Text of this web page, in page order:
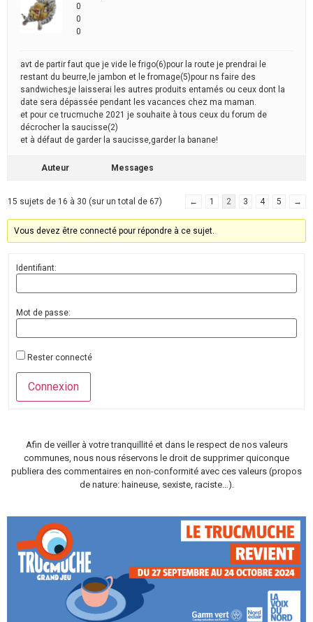
0
0
0
avt de partir faut que je vide le frigo(6)pour la route je prendrai le
restant du beurre,le jambon et le fromage(5)pour ns faire des
sandwiches;je laisserai les autres produits entamés ou ceux dont la
date sera dépassée pendant les vacances chez ma maman.
et pour ce trucmuche 2021 je souhaite à tous ceux du forum de
décrocher la saucisse(2)
et à défaut de garder la saucisse,garder la banane!
Auteur Messages
15 sujets de 16 à 30 (sur un total de 67) ← 1 2 3 4 5 →
Vous devez être connecté pour répondre à ce sujet.
Identifiant:
Mot de passe:
Rester connecté
Connexion
Afin de veiller à votre tranquillité et dans le respect de nos valeurs
communes, nous nous réservons le droit de supprimer quiconque
publiera des commentaires en non-conformité avec ces valeurs (propos
de nature: haineuse, sexiste, raciste…).